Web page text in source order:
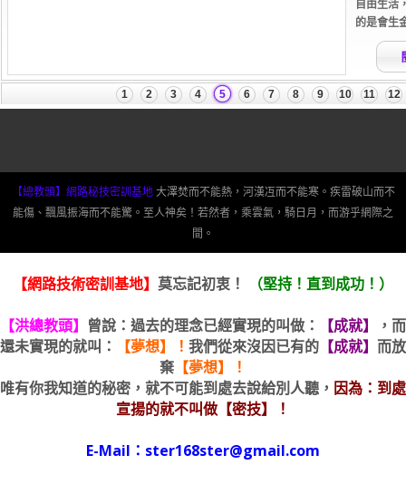
【總教頭】網路秘技密訓基地大澤焚而不能熱，河漢冱而不能寒。疾雷破山而不
能傷、飄風振海而不能驚。至人神矣！若然者，乘雲氣，騎日月，而游乎網際之
間。
【網路技術密訓基地】 莫忘記初衷！ （堅持！直到成功！）
【洪總教頭】 曾說：過去的理念已經實現的叫做： 【成就】
，而
還未實現的就叫：
【夢想】！ 我們從來沒因已有的 【成就】 而放
棄 【夢想】！
唯有你我知道的秘密，就不可能到處去說給別人聽， 因為：到處
宣揚的就不叫做【密技】！
E-Mail：ster168ster@gmail.com